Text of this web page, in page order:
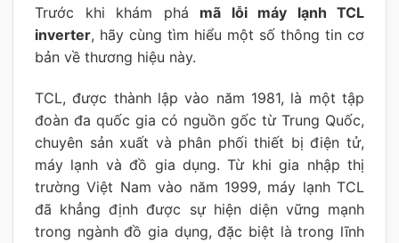
Trước khi khám phá mã lỗi máy lạnh TCL
inverter, hãy cùng tìm hiểu một số thông tin cơ
bản về thương hiệu này.
TCL, được thành lập vào năm 1981, là một tập
đoàn đa quốc gia có nguồn gốc từ Trung Quốc,
chuyên sản xuất và phân phối thiết bị điện tử,
máy lạnh và đồ gia dụng. Từ khi gia nhập thị
trường Việt Nam vào năm 1999, máy lạnh TCL
đã khẳng định được sự hiện diện vững mạnh
trong ngành đồ gia dụng, đặc biệt là trong lĩnh